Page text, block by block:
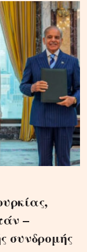
–
συνδρομής